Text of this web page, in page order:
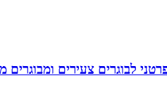
עם קשיים במישור האישי, המקצועי